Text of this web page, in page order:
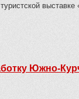
выставке
Южно-